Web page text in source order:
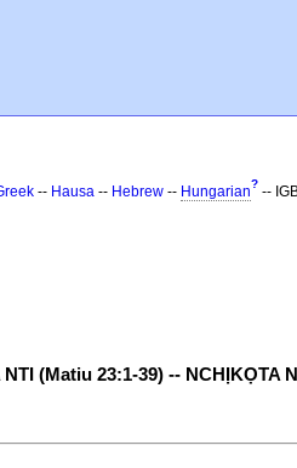
-- Hausa -- Hebrew -- Hungarian? --
(Matiu 23:1-39) -- NCHỊKỌTA